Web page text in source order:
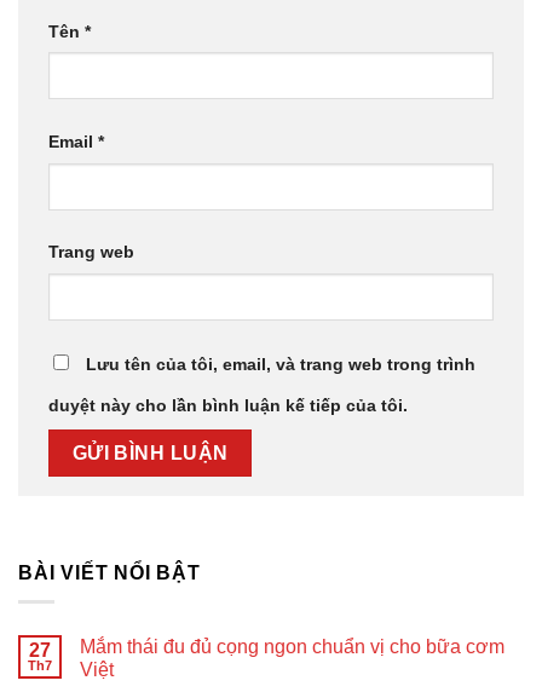
Tên *
Email *
Trang web
Lưu tên của tôi, email, và trang web trong trình
duyệt này cho lần bình luận kế tiếp của tôi.
BÀI VIẾT NỔI BẬT
27
Th7
Mắm thái đu đủ cọng ngon chuẩn vị cho bữa cơm
Việt